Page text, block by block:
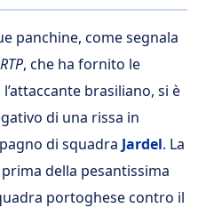
panchine, come segnala
RTP, che ha fornito le
brasiliano, si è
di una rissa in
di squadra Jardel. La
della pesantissima
portoghese contro il